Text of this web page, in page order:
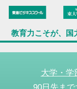
教育力こそが、国
大学・学